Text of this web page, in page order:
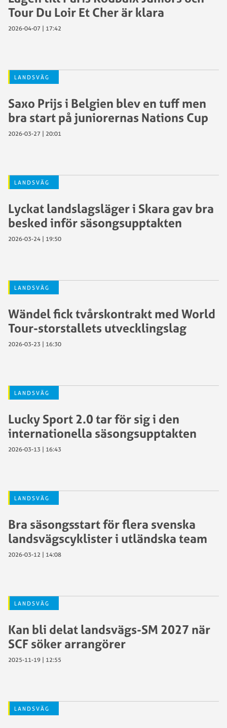
Tour Du Loir Et Cher är klara
2026-04-07 | 17:42
LANDSVÄG
Saxo Prijs i Belgien blev en tuff men
bra start på juniorernas Nations Cup
2026-03-27 | 20:01
LANDSVÄG
Lyckat landslagsläger i Skara gav bra
besked inför säsongsupptakten
2026-03-24 | 19:50
LANDSVÄG
Wändel fick tvårskontrakt med World
Tour-storstallets utvecklingslag
2026-03-23 | 16:30
LANDSVÄG
Lucky Sport 2.0 tar för sig i den
internationella säsongsupptakten
2026-03-13 | 16:43
LANDSVÄG
Bra säsongsstart för flera svenska
landsvägscyklister i utländska team
2026-03-12 | 14:08
LANDSVÄG
Kan bli delat landsvägs-SM 2027 när
SCF söker arrangörer
2025-11-19 | 12:55
LANDSVÄG